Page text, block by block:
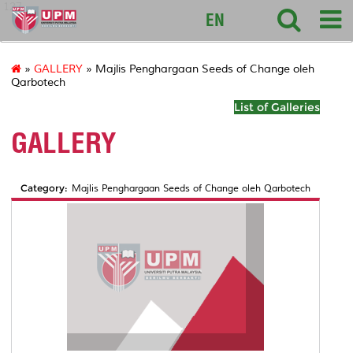
127
EN
» GALLERY » Majlis Penghargaan Seeds of Change oleh
Qarbotech
List of Galleries
GALLERY
Category: Majlis Penghargaan Seeds of Change oleh Qarbotech